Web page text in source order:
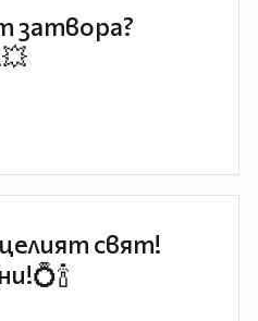
затвора?
свят!